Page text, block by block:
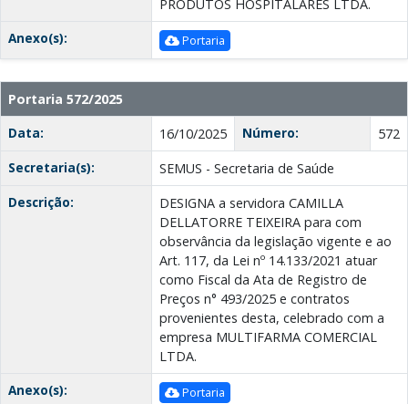
PRODUTOS HOSPITALARES LTDА.
Anexo(s):
Portaria
Portaria 572/2025
Data:
16/10/2025 Número:
572
Secretaria(s):
SEMUS - Secretaria de Saúde
Descrição:
DESIGNA a servidora CAMILLA
DELLATORRE TEIXEIRA para com
observância da legislação vigente e ao
Art. 117, da Lei nº 14.133/2021 atuar
como Fiscal da Ata de Registro de
Preços n° 493/2025 e contratos
provenientes desta, celebrado com a
empresa MULTIFARMA COMERCIAL
LTDA.
Anexo(s):
Portaria